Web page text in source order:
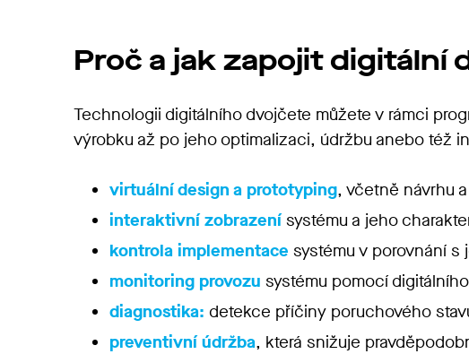
Proč a jak zapojit digitální
Technologii digitálního dvojčete můžete v rámci
výrobku až po jeho optimalizaci, údržbu anebo též
virtuální design a prototyping, včetně návrhu
interaktivní zobrazení systému a jeho
kontrola implementace systému v porovnání
monitoring provozu systému pomocí
diagnostika: detekce příčiny poruchového
preventivní údržba, která snižuje